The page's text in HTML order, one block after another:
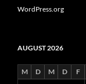
WordPress.org
AUGUST 2026
M D M D F